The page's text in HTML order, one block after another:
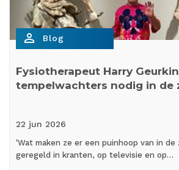
person_outline Blog
Fysiotherapeut Harry
tempelwachters nodig in de
22 jun 2026
'Wat maken ze er een puinhoop van in
geregeld in kranten, op televisie en op…